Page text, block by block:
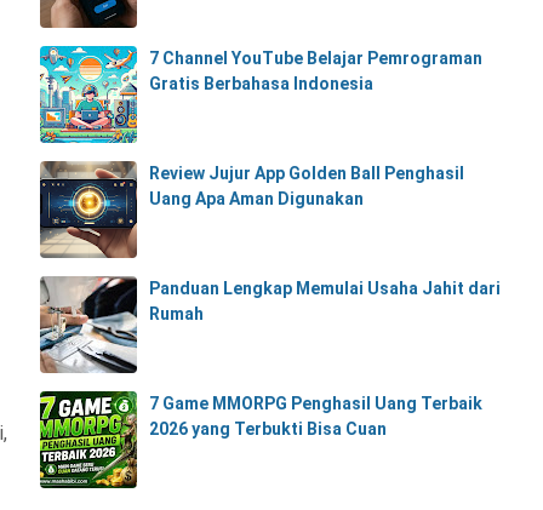
7 Channel YouTube Belajar Pemrograman
Gratis Berbahasa Indonesia
Review Jujur App Golden Ball Penghasil
Uang Apa Aman Digunakan
Panduan Lengkap Memulai Usaha Jahit dari
Rumah
7 Game MMORPG Penghasil Uang Terbaik
2026 yang Terbukti Bisa Cuan